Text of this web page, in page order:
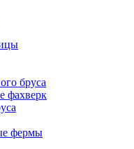
бруса
фахверк
фермы